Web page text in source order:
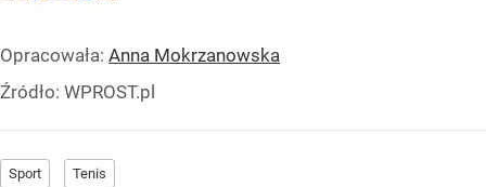
Opracowała: Anna Mokrzanowska
Źródło: WPROST.pl
Sport Tenis